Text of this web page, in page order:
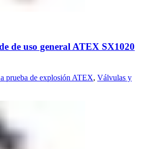
de uso general ATEX SX1020
prueba de explosión ATEX, Válvulas y